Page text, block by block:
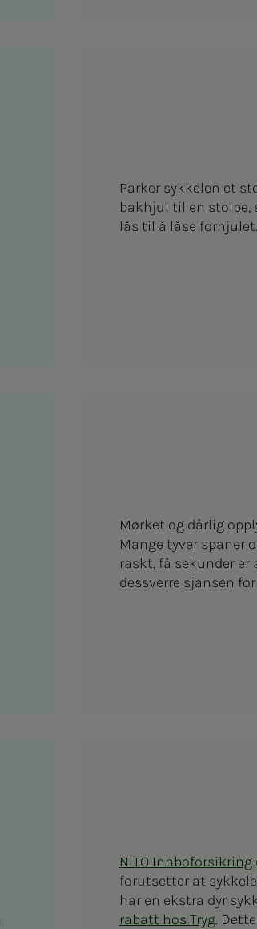
Parker sykkelen et
bakhjul til en stolpe,
lås til å låse
Mørket og dårlig
Mange tyver spaner
raskt, få sekunder
dessverre sjansen
NITO Innboforsikring
forutsetter at
har en ekstra dyr
rabatt hos Tryg.